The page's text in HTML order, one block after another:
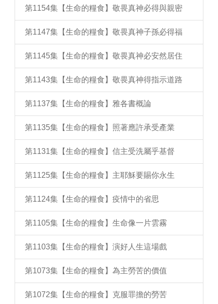
第1154集【生命的糧食】敬畏真神必得與親密
第1147集【生命的糧食】敬畏真神子孫必得福
第1145集【生命的糧食】敬畏真神必安然居住
第1143集【生命的糧食】敬畏真神得指示道路
第1137集【生命的糧食】雅各書概論
第1135集【生命的糧食】照著應許承受產業
第1131集【生命的糧食】信主受洗屬乎基督
第1125集【生命的糧食】主耶穌要賜你永生
第1124集【生命的糧食】疫情中的省思
第1105集【生命的糧食】生命像一片雲霧
第1103集【生命的糧食】演好人生這場戲
第1073集【生命的糧食】為主勞苦的價值
第1072集【生命的糧食】克服罪擔的勞苦